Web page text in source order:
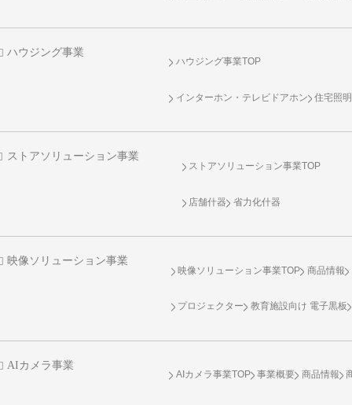
ハウジング事業
ハウジング事業TOP
インターホン・テレビドアホン 住宅照明
ストアソリューション事業
ストアソリューション事業TOP
店舗什器 省力化什器
映像ソリューション事業
映像ソリューション事業TOP 商品情報
プロジェクター 教育施設向け 電子黒板
AIカメラ事業
AIカメラ事業TOP 事業概要 商品情報